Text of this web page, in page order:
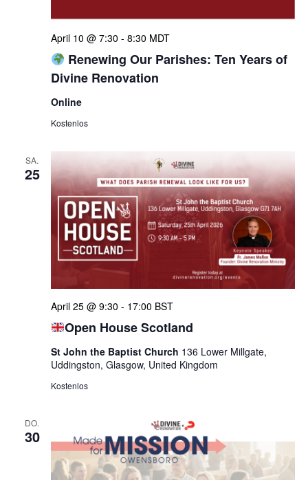
Renewing Our Parishes: Ten Years of
Divine Renovation
April 10 @ 7:30 - 8:30 MDT
Online
Kostenlos
SA.
25
Open House Scotland
April 25 @ 9:30 - 17:00 BST
St John the Baptist Church 136 Lower Millgate,
Uddingston, Glasgow, United Kingdom
Kostenlos
DO.
30